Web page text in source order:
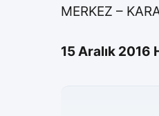
MERKEZ –
15 Aralık 2016